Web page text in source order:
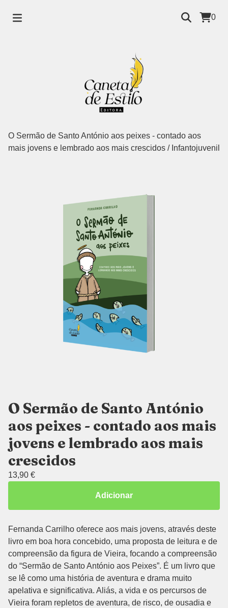
0
O Sermão de Santo António aos peixes - contado aos
mais jovens e lembrado aos mais crescidos / Infantojuvenil
O Sermão de Santo António
aos peixes - contado aos mais
jovens e lembrado aos mais
crescidos
13,90 €
Adicionar
Fernanda Carrilho oferece aos mais jovens, através deste
livro em boa hora concebido, uma proposta de leitura e de
compreensão da figura de Vieira, focando a compreensão
do “Sermão de Santo António aos Peixes”. É um livro que
se lê como uma história de aventura e drama muito
apelativa e significativa. Aliás, a vida e os percursos de
Vieira foram repletos de aventura, de risco, de ousadia e